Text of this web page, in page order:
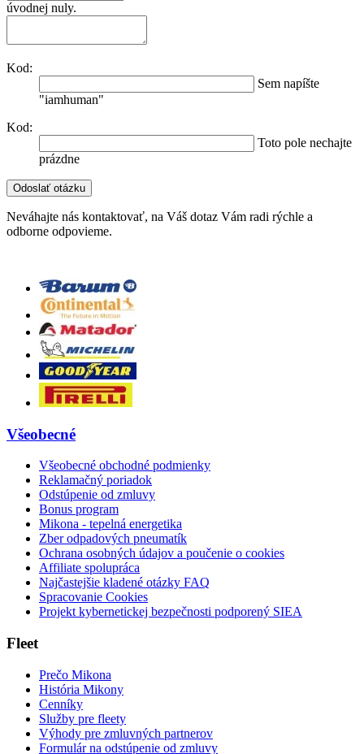
úvodnej nuly.
Kod:
Sem napíšte
"iamhuman"
Kod:
Toto pole nechajte
prázdne
Neváhajte nás kontaktovať, na Váš dotaz Vám radi rýchle a
odborne odpovieme.
Všeobecné
Všeobecné obchodné podmienky
Reklamačný poriadok
Odstúpenie od zmluvy
Bonus program
Mikona - tepelná energetika
Zber odpadových pneumatík
Ochrana osobných údajov a poučenie o cookies
Affiliate spolupráca
Najčastejšie kladené otázky FAQ
Spracovanie Cookies
Projekt kybernetickej bezpečnosti podporený SIEA
Fleet
Prečo Mikona
História Mikony
Cenníky
Služby pre fleety
Výhody pre zmluvných partnerov
Formulár na odstúpenie od zmluvy